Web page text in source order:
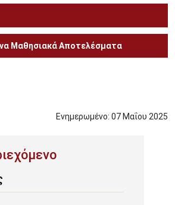
Μαθησιακά Αποτελέσματα
Ενημερωμένο: 07 Μαΐου 2025